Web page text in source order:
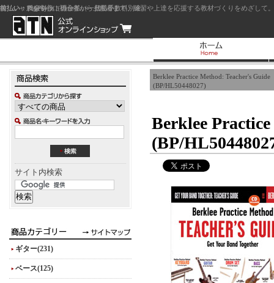
ジャズを中心に初心者から上級者まで、練習や上達を応援する教材づくりをめざし
サイト内検索
ギター(231)
ベース(125)
Berklee Practice Method: Teacher's Guide
(BP/HL50448027)
Berklee
(BP/
前払い：クレジットカード（一括払い）
後払い：代金引換（現金払い・代引手数料別途）
前払い：PayPay